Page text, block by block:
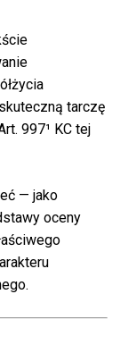
tarczę
997¹ KC tej
— jako
oceny